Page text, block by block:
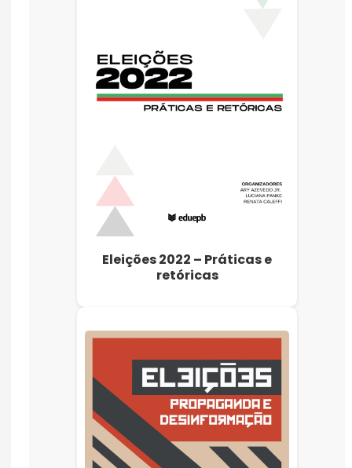
Eleições 2022 – Práticas e
retóricas